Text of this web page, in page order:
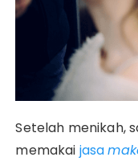
Setelah menikah,
memakai jasa